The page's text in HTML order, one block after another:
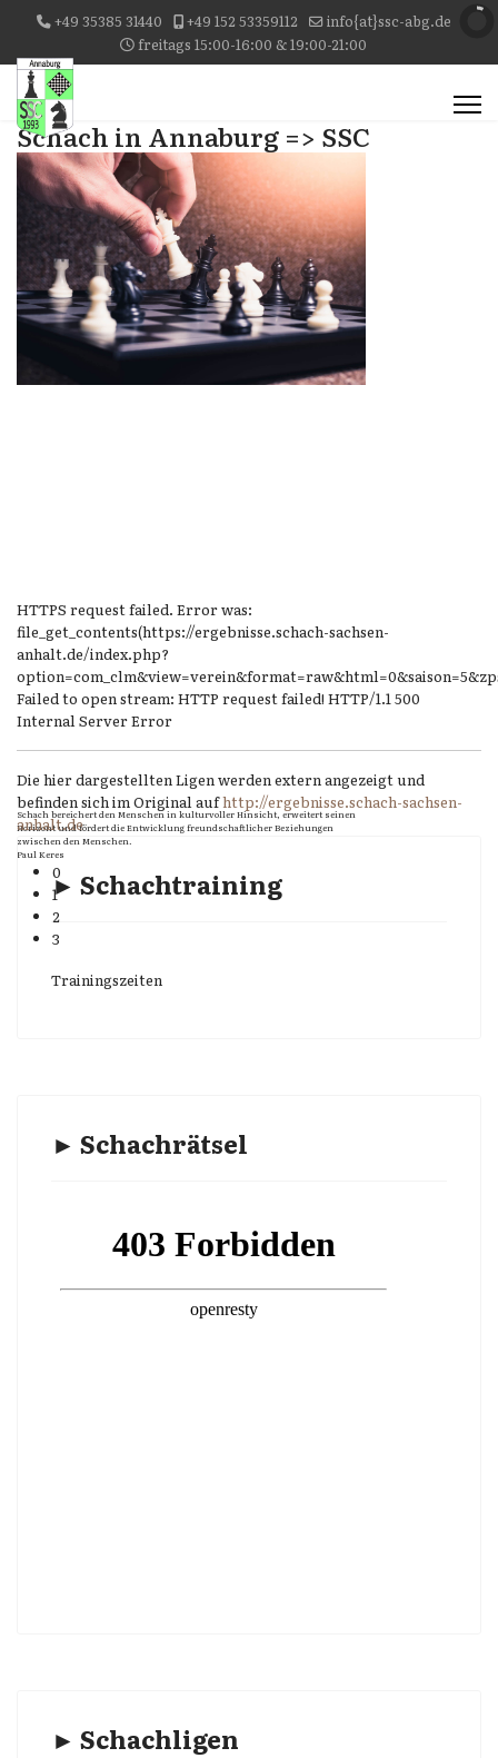
+49 35385 31440 +49 152 53359112
info{at}ssc-abg.de
freitags 15:00-16:00 & 19:00-21:00
Schach in Annaburg => SSC
Schach bereichert den Menschen in kulturvoller Hinsicht, erweitert seinen
Horizont und fördert die Entwicklung freundschaftlicher Beziehungen
zwischen den Menschen.
Paul Keres
0
1
2
3
HTTPS request failed. Error was:
file_get_contents(https://ergebnisse.schach-sachsen-
anhalt.de/index.php?
Failed to open stream: HTTP request failed! HTTP/1.1 500
Internal Server Error
Die hier dargestellten Ligen werden extern angezeigt und
befinden sich im Original aufhttp://ergebnisse.schach-sachsen-
anhalt.de
► Schachtraining
Trainingszeiten
► Schachrätsel
► Schachligen